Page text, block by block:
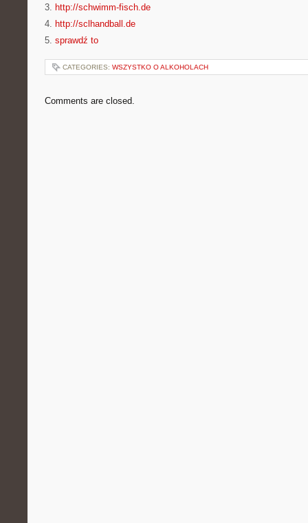
3. http://schwimm-fisch.de
4. http://sclhandball.de
5. sprawdź to
CATEGORIES: WSZYSTKO O ALKOHOLACH
Comments are closed.